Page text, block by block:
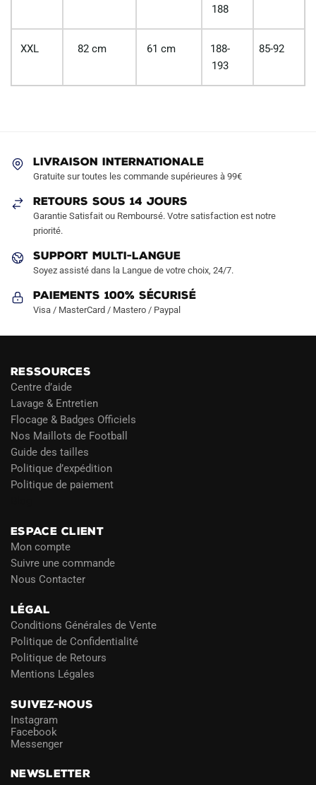
188
XXL 82 cm 61 cm
188-
193
85-92
LIVRAISON INTERNATIONALE
Gratuite sur toutes les commande supérieures à 99€
RETOURS SOUS 14 JOURS
Garantie Satisfait ou Remboursé. Votre satisfaction est notre
priorité.
SUPPORT MULTI-LANGUE
Soyez assisté dans la Langue de votre choix, 24/7.
Paiements 100% Sécurisé
Visa / MasterCard / Mastero / Paypal
RESSOURCES
Centre d’aide
Lavage & Entretien
Flocage & Badges Officiels
Nos Maillots de Football
Guide des tailles
Politique d’expédition
Politique de paiement
ESPACE CLIENT
Mon compte
Suivre une commande
Nous Contacter
LÉGAL
Conditions Générales de Vente
Politique de Confidentialité
Politique de Retours
Mentions Légales
SUIVEZ-NOUS
Instagram
Facebook
Messenger
NEWSLETTER